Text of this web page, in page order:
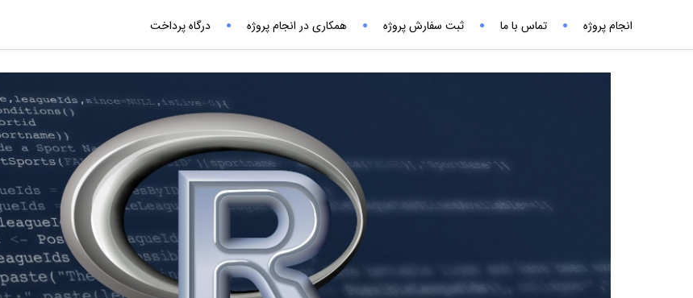
انجام پروژه تماس با ما ثبت سفارش پروژه همکاری در انجام پروژه درگاه پرداخت